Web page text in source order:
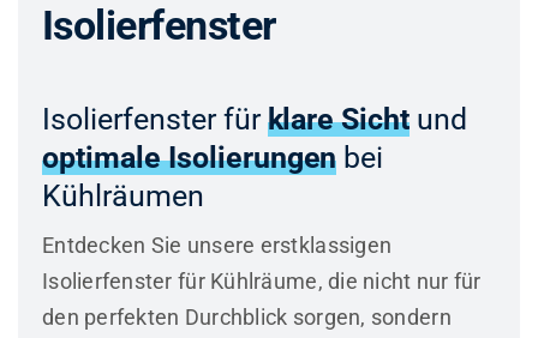
Isolierfenster
Isolierfenster fürklare Sicht und
optimale Isolierungen bei
Kühlräumen
Entdecken Sie unsere erstklassigen
Isolierfenster für Kühlräume, die nicht nur für
den perfekten Durchblick sorgen, sondern